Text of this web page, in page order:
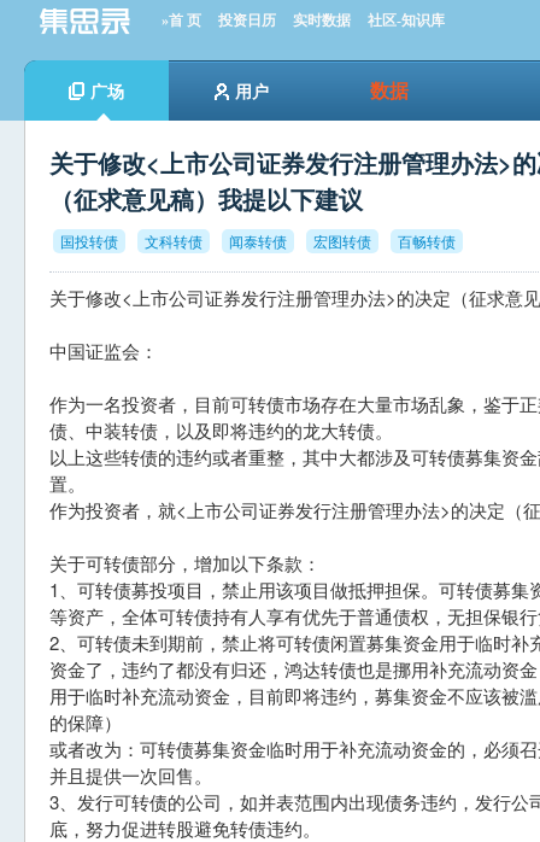
»首 页 投资日历 实时数据 社区-知识库
广场 用户 数据
关于修改<上市公司证券发行注册管理办法>
（征求意见稿）我提以下建议
国投转债 文科转债 闻泰转债 宏图转债 百畅转债
关于修改<上市公司证券发行注册管理办法>的决定（征求意
中国证监会：
作为一名投资者，目前可转债市场存在大量市场乱象，鉴于
债、中装转债，以及即将违约的龙大转债。
以上这些转债的违约或者重整，其中大都涉及可转债募集资
置。
作为投资者，就<上市公司证券发行注册管理办法>的决定（
关于可转债部分，增加以下条款：
1、可转债募投项目，禁止用该项目做抵押担保。可转债募
等资产，全体可转债持有人享有优先于普通债权，无担保银
2、可转债未到期前，禁止将可转债闲置募集资金用于临时
资金了，违约了都没有归还，鸿达转债也是挪用补充流动资
用于临时补充流动资金，目前即将违约，募集资金不应该被
的保障）
或者改为：可转债募集资金临时用于补充流动资金的，必须
并且提供一次回售。
3、发行可转债的公司，如并表范围内出现债务违约，发行
底，努力促进转股避免转债违约。